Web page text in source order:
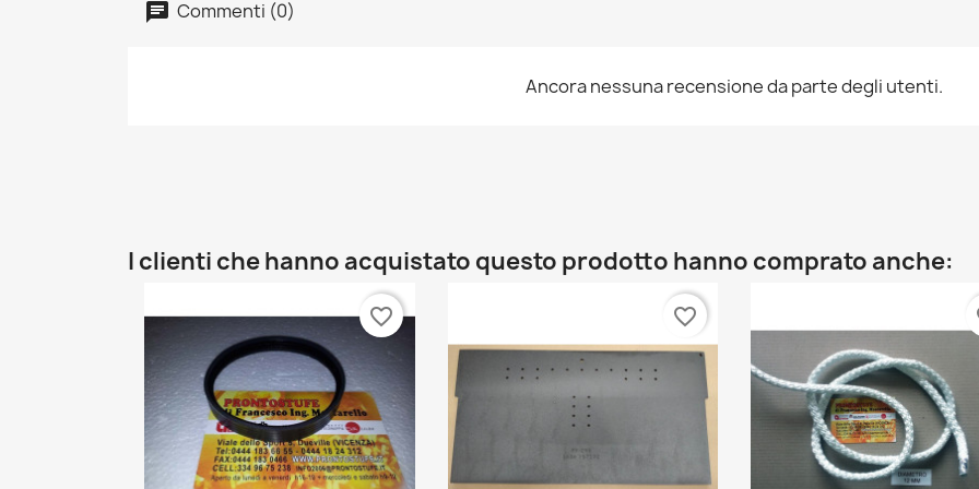
Commenti (0)
Ancora nessuna recensione da parte degli utenti.
I clienti che hanno acquistato questo prodotto hanno comprato anche:
favorite_border favorite_border